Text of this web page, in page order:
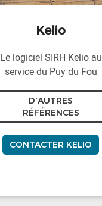
Kelio
Le logiciel SIRH Kelio au
service du Puy du Fou
D'AUTRES
RÉFÉRENCES
CONTACTER KELIO